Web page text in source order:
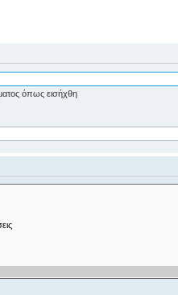
όπως εισήχθη